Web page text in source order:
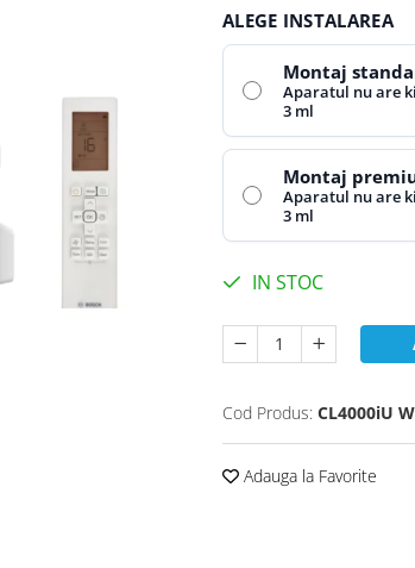
ALEGE INSTALAREA
Montaj
Aparatul nu are
3 ml
Montaj
Aparatul nu are
3 ml
IN STOC
Cod Produs: CL4000iU
Adauga la Favorite